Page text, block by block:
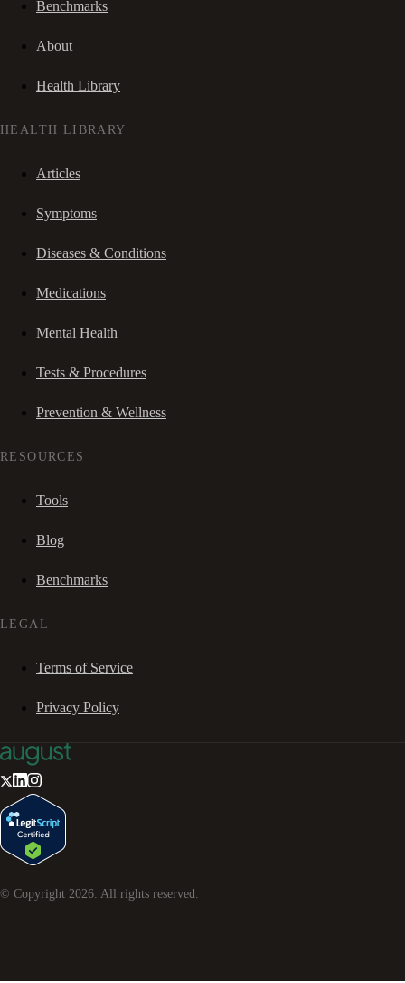
Benchmarks
About
Health Library
HEALTH LIBRARY
Articles
Symptoms
Diseases & Conditions
Medications
Mental Health
Tests & Procedures
Prevention & Wellness
RESOURCES
Tools
Blog
Benchmarks
LEGAL
Terms of Service
Privacy Policy
© Copyright 2026. All rights reserved.